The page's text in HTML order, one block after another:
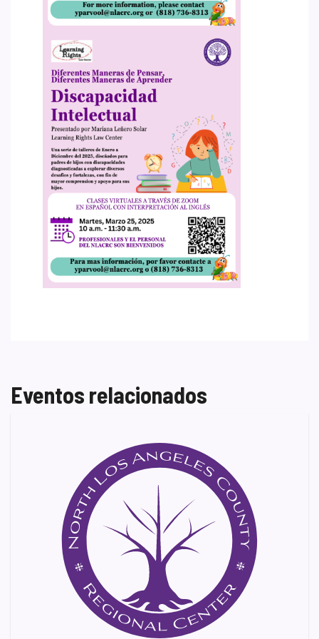
Eventos relacionados